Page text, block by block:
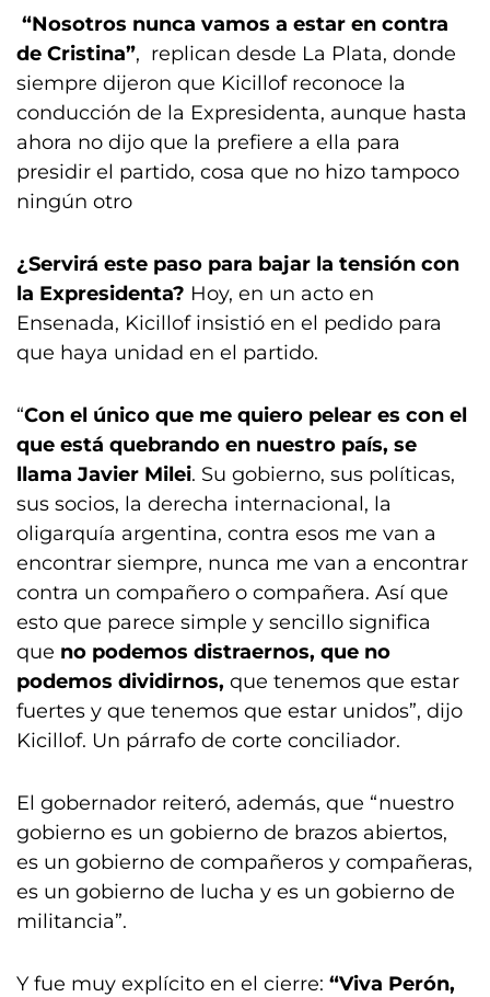
“Nosotros nunca vamos a estar en contra
de Cristina”, replican desde La Plata, donde
siempre dijeron que Kicillof reconoce la
conducción de la Expresidenta, aunque hasta
ahora no dijo que la prefiere a ella para
presidir el partido, cosa que no hizo tampoco
ningún otro
¿Servirá este paso para bajar la tensión con
la Expresidenta? Hoy, en un acto en
Ensenada, Kicillof insistió en el pedido para
que haya unidad en el partido.
“Con el único que me quiero pelear es con el
que está quebrando en nuestro país, se
llama Javier Milei. Su gobierno, sus políticas,
sus socios, la derecha internacional, la
oligarquía argentina, contra esos me van a
encontrar siempre, nunca me van a encontrar
contra un compañero o compañera. Así que
esto que parece simple y sencillo significa
que no podemos distraernos, que no
podemos dividirnos, que tenemos que estar
fuertes y que tenemos que estar unidos”, dijo
Kicillof. Un párrafo de corte conciliador.
El gobernador reiteró, además, que “nuestro
gobierno es un gobierno de brazos abiertos,
es un gobierno de compañeros y compañeras,
es un gobierno de lucha y es un gobierno de
militancia”.
Y fue muy explícito en el cierre: “Viva Perón,